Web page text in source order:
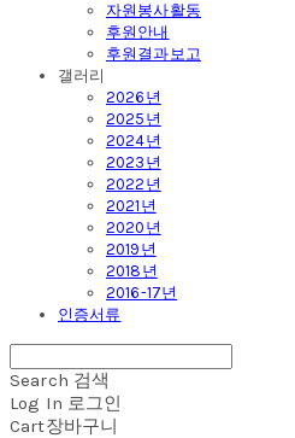
자원봉사활동
후원안내
후원결과보고
갤러리
2026년
2025년
2024년
2023년
2022년
2021년
2020년
2019년
2018년
2016-17년
인증서류
Search 검색
Log In 로그인
Cart장바구니